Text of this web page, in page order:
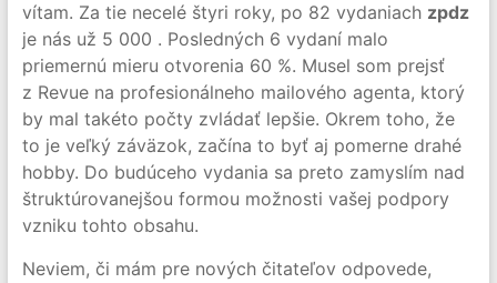
vítam. Za tie necelé štyri roky, po 82 vydaniach zpdz
je nás už 5 000 . Posledných 6 vydaní malo
priemernú mieru otvorenia 60 %. Musel som prejsť
z Revue na profesionálneho mailového agenta, ktorý
by mal takéto počty zvládať lepšie. Okrem toho, že
to je veľký záväzok, začína to byť aj pomerne drahé
hobby. Do budúceho vydania sa preto zamyslím nad
štruktúrovanejšou formou možnosti vašej podpory
vzniku tohto obsahu.
Neviem, či mám pre nových čitateľov odpovede,